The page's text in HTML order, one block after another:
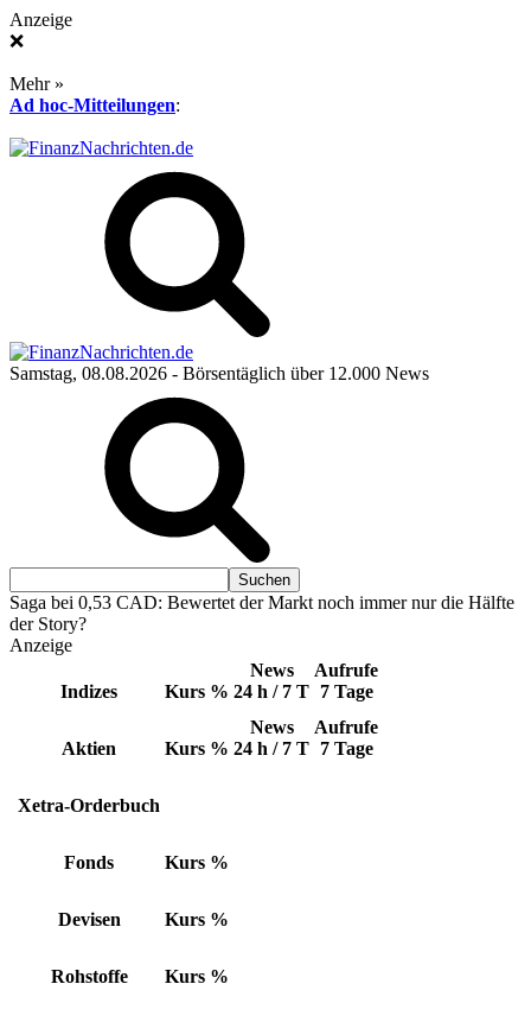
Anzeige
❌
Mehr »
Ad hoc-Mitteilungen:
Samstag, 08.08.2026 - Börsentäglich über 12.000 News
Saga bei 0,53 CAD: Bewertet der Markt noch immer nur die Hälfte
der Story?
Anzeige
Indizes Kurs %
News
24 h / 7 T
Aufrufe
7 Tage
Aktien Kurs %
News
24 h / 7 T
Aufrufe
7 Tage
Xetra-Orderbuch
Fonds Kurs %
Devisen Kurs %
Rohstoffe Kurs %